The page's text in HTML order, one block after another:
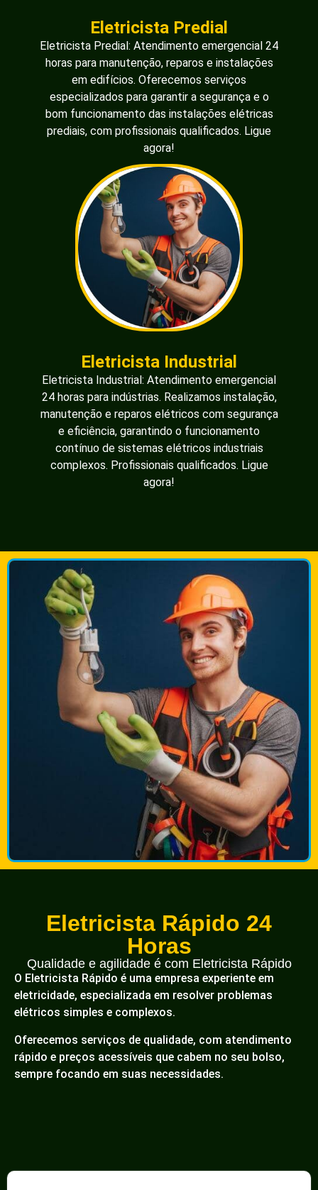
Eletricista Predial
Eletricista Predial: Atendimento emergencial 24
horas para manutenção, reparos e instalações
em edifícios. Oferecemos serviços
especializados para garantir a segurança e o
bom funcionamento das instalações elétricas
prediais, com profissionais qualificados. Ligue
agora!
Eletricista Industrial
Eletricista Industrial: Atendimento emergencial
24 horas para indústrias. Realizamos instalação,
manutenção e reparos elétricos com segurança
e eficiência, garantindo o funcionamento
contínuo de sistemas elétricos industriais
complexos. Profissionais qualificados. Ligue
agora!
Eletricista Rápido 24
Horas
Qualidade e agilidade é com Eletricista Rápido
O Eletricista Rápido é uma empresa experiente em
eletricidade, especializada em resolver problemas
elétricos simples e complexos.
Oferecemos serviços de qualidade, com atendimento
rápido e preços acessíveis que cabem no seu bolso,
sempre focando em suas necessidades.